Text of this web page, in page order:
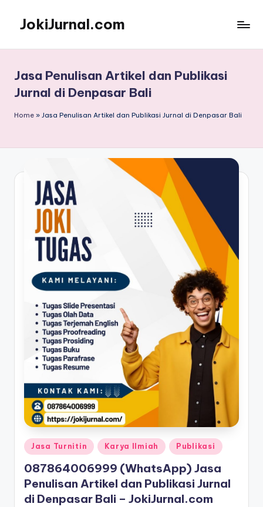
content
JokiJurnal.com
Publikasi
Jurnal
Jasa Penulisan Artikel dan Publikasi
Jurnal di Denpasar Bali
Home » Jasa Penulisan Artikel dan Publikasi Jurnal di Denpasar Bali
Posted
in
Jasa Turnitin Karya Ilmiah Publikasi
087864006999 (WhatsApp) Jasa
Penulisan Artikel dan Publikasi Jurnal
di Denpasar Bali – JokiJurnal.com